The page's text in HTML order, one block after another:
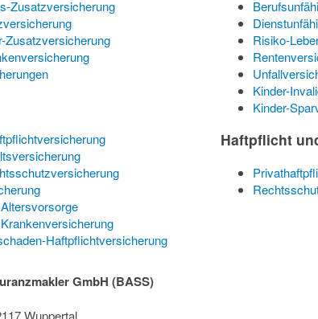
Zusatzversicherung
Zusatzversicherung
Haftpflichtversicherung
Risiko-
Kinder-
Kinder-
Haftpflicht
GmbH (BASS)
Wuppertal